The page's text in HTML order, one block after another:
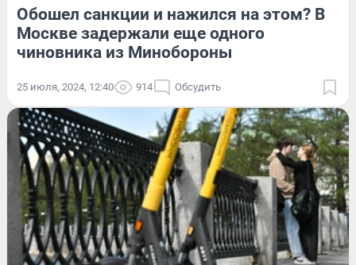
Обошел санкции и нажился на этом? В
Москве задержали еще одного
чиновника из Минобороны
25 июля, 2024, 12:40 914 Обсудить